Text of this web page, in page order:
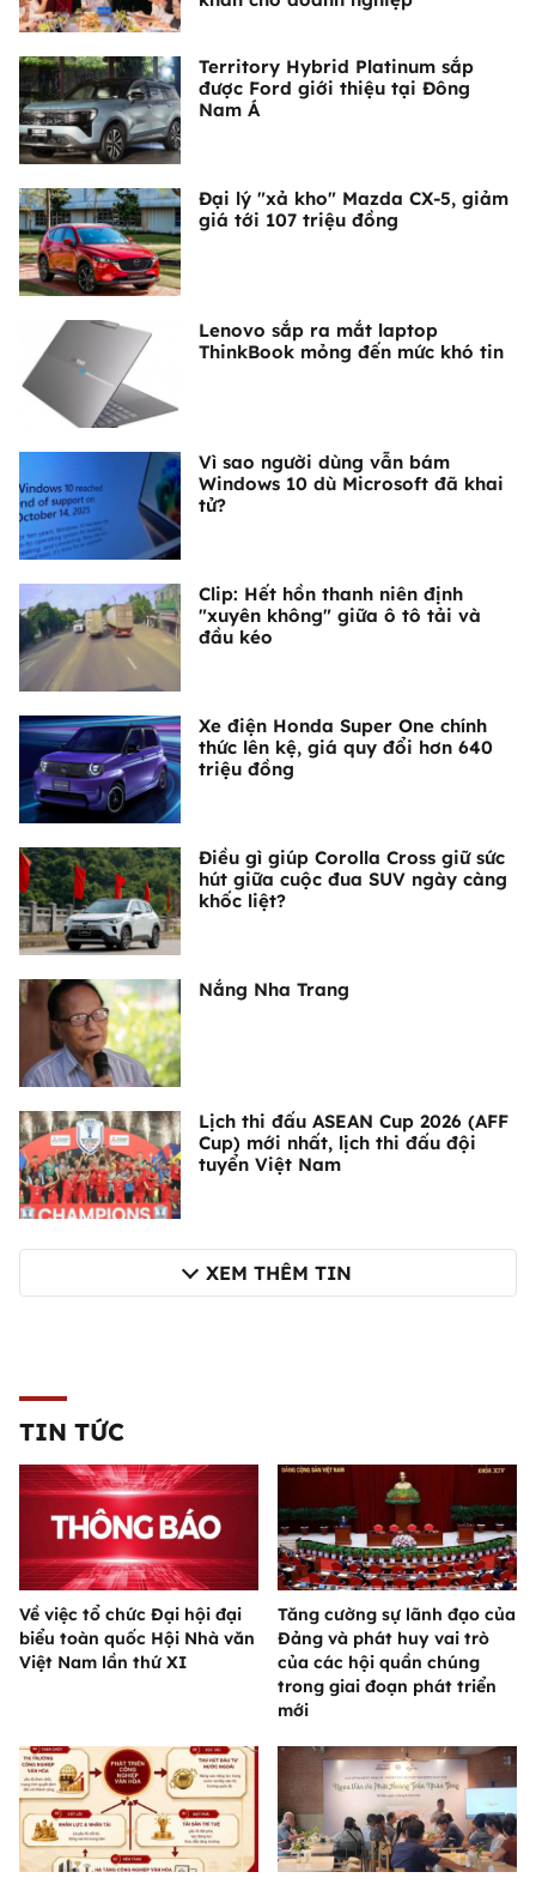
Territory Hybrid Platinum sắp
được Ford giới thiệu tại Đông
Nam Á
Đại lý "xả kho" Mazda CX-5, giảm
giá tới 107 triệu đồng
Lenovo sắp ra mắt laptop
ThinkBook mỏng đến mức khó tin
Vì sao người dùng vẫn bám
Windows 10 dù Microsoft đã khai
tử?
Clip: Hết hồn thanh niên định
"xuyên không" giữa ô tô tải và
đầu kéo
Xe điện Honda Super One chính
thức lên kệ, giá quy đổi hơn 640
triệu đồng
Điều gì giúp Corolla Cross giữ sức
hút giữa cuộc đua SUV ngày càng
khốc liệt?
Nắng Nha Trang
Lịch thi đấu ASEAN Cup 2026 (AFF
Cup) mới nhất, lịch thi đấu đội
tuyển Việt Nam
XEM THÊM TIN
TIN TỨC
Về việc tổ chức Đại hội đại
biểu toàn quốc Hội Nhà văn
Việt Nam lần thứ XI
Tăng cường sự lãnh đạo của
Đảng và phát huy vai trò
của các hội quần chúng
trong giai đoạn phát triển
mới